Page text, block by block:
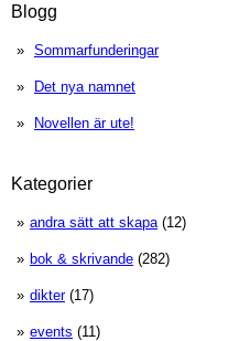
Blogg
Sommarfunderingar
Det nya namnet
Novellen är ute!
Kategorier
andra sätt att skapa(12)
bok & skrivande (282)
dikter(17)
events (11)